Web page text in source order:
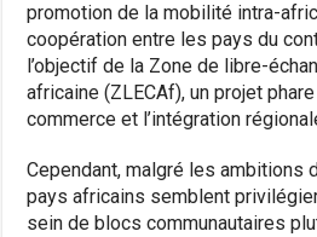
promotion de la mobilité intra-
coopération entre les pays du
l’objectif de la Zone de libre-
africaine (ZLECAf), un projet
commerce et l’intégration
Cependant, malgré les ambitions
pays africains semblent
sein de blocs communautaires